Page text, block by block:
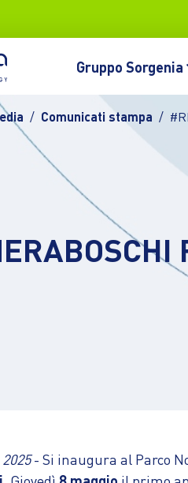
Main navigation
Gruppo Sorgenia
Comunicati stampa
- Si inaugura al Parco